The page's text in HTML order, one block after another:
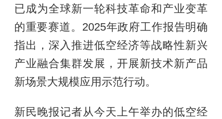
已成为全球新一轮科技革命和产业变革
的重要赛道。2025年政府工作报告明确
指出，深入推进低空经济等战略性新兴
产业融合集群发展，开展新技术新产品
新场景大规模应用示范行动。
新民晚报记者从今天上午举办的低空经